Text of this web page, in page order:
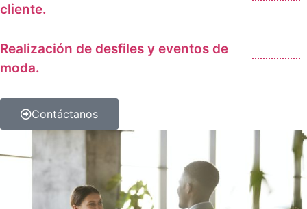
cliente.
Realización de desfiles y eventos de
moda.
Contáctanos